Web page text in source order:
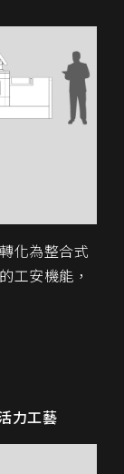
化為整合式
工安機能，
力工藝